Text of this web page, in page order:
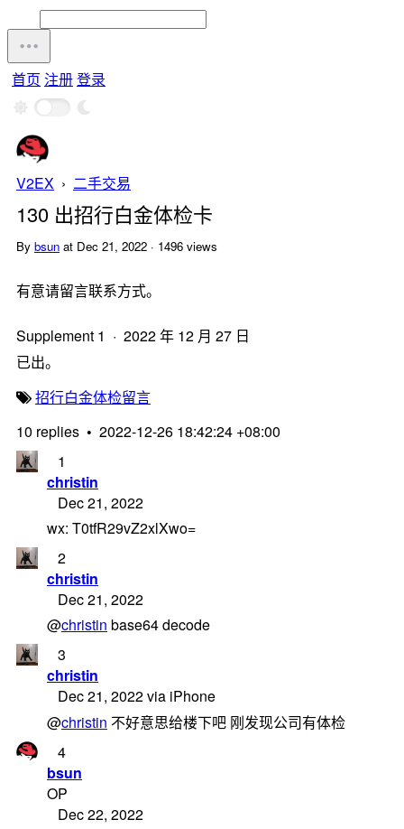
首页 注册登录
V2EX › 二手交易
130 出招行白金体检卡
By bsun at Dec 21, 2022 · 1496 views
有意请留言联系方式。
Supplement 1 · 2022 年 12 月 27 日
已出。
招行白金体检留言
10 replies • 2022-12-26 18:42:24 +08:00
1
christin
Dec 21, 2022
wx: T0tfR29vZ2xlXwo=
2
christin
Dec 21, 2022
@christin base64 decode
3
christin
Dec 21, 2022 via iPhone
@christin 不好意思给楼下吧 刚发现公司有体检
4
bsun
OP
Dec 22, 2022